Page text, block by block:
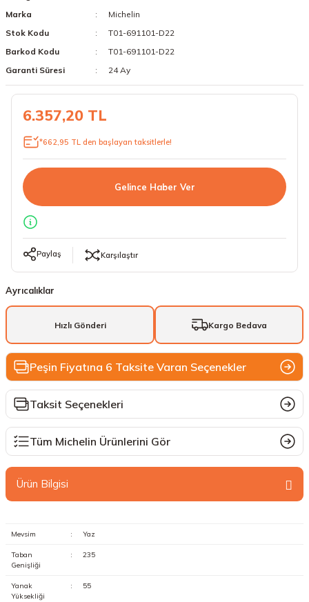
19 Lastikler
20 Lastikler
23 Lastikler
Marka
Michelin
Stok Kodu
T01-691101-D22
Barkod Kodu
T01-691101-D22
Garanti Süresi
24 Ay
6.357,20 TL
*662,95 TL den başlayan taksitlerle!
Gelince Haber Ver
Paylaş Karşılaştır
Ayrıcalıklar
Hızlı Gönderi Kargo Bedava
Peşin Fiyatına 6 Taksite Varan Seçenekler
Taksit Seçenekleri
Tüm Michelin Ürünlerini Gör
Ürün Bilgisi
Mevsim : Yaz
Taban
Genişliği
: 235
Yanak
Yüksekliği
: 55